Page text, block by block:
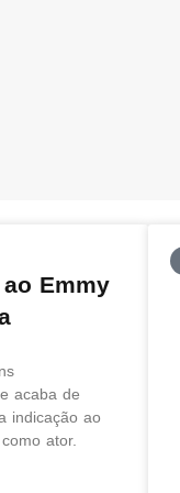
Emmy
acaba de
indicação ao
ator.